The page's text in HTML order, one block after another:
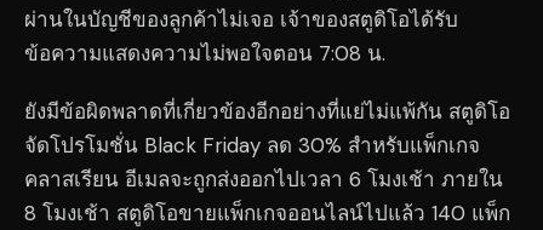
ผ่านในบัญชีของลูกค้าไม่เจอ เจ้าของสตูดิโอได้รับ
ข้อความแสดงความไม่พอใจตอน 7:08 น.
ยังมีข้อผิดพลาดที่เกี่ยวข้องอีกอย่างที่แย่ไม่แพ้กัน สตูดิโอ
จัดโปรโมชั่น Black Friday ลด 30% สำหรับแพ็กเกจ
คลาสเรียน อีเมลจะถูกส่งออกไปเวลา 6 โมงเช้า ภายใน
8 โมงเช้า สตูดิโอขายแพ็กเกจออนไลน์ไปแล้ว 140 แพ็ก